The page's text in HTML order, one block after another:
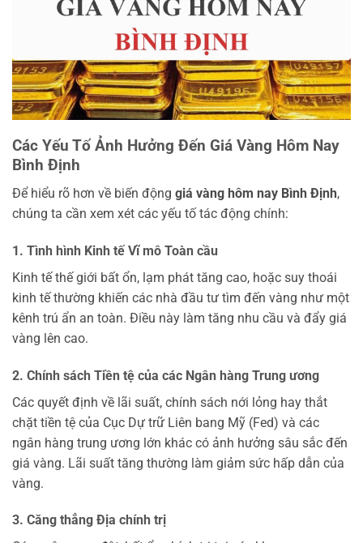
Các Yếu Tố Ảnh Hưởng Đến Giá Vàng Hôm Nay
Bình Định
Để hiểu rõ hơn về biến động giá vàng hôm nay Bình Định,
chúng ta cần xem xét các yếu tố tác động chính:
1. Tình hình Kinh tế Vĩ mô Toàn cầu
Kinh tế thế giới bất ổn, lạm phát tăng cao, hoặc suy thoái
kinh tế thường khiến các nhà đầu tư tìm đến vàng như một
kênh trú ẩn an toàn. Điều này làm tăng nhu cầu và đẩy giá
vàng lên cao.
2. Chính sách Tiền tệ của các Ngân hàng Trung ương
Các quyết định về lãi suất, chính sách nới lỏng hay thắt
chặt tiền tệ của Cục Dự trữ Liên bang Mỹ (Fed) và các
ngân hàng trung ương lớn khác có ảnh hưởng sâu sắc đến
giá vàng. Lãi suất tăng thường làm giảm sức hấp dẫn của
vàng.
3. Căng thẳng Địa chính trị